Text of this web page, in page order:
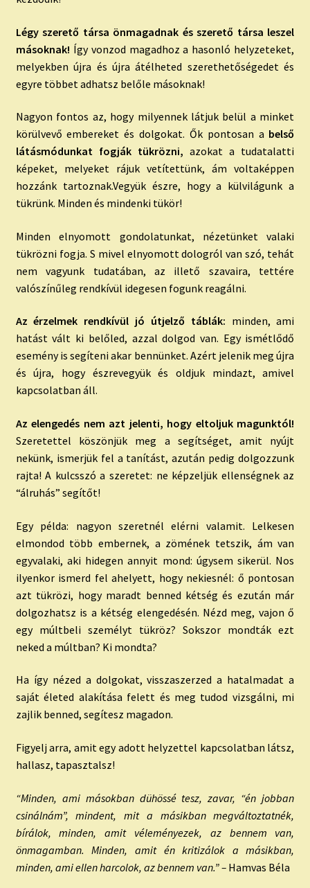
Légy szerető társa önmagadnak és szerető társa leszel
másoknak! Így vonzod magadhoz a hasonló helyzeteket,
melyekben újra és újra átélheted szerethetőségedet és
egyre többet adhatsz belőle másoknak!
Nagyon fontos az, hogy milyennek látjuk belül a minket
körülvevő embereket és dolgokat. Ők pontosan a belső
látásmódunkat fogják tükrözni, azokat a tudatalatti
képeket, melyeket rájuk vetítettünk, ám voltaképpen
hozzánk tartoznak.Vegyük észre, hogy a külvilágunk a
tükrünk. Minden és mindenki tükör!
Minden elnyomott gondolatunkat, nézetünket valaki
tükrözni fogja. S mivel elnyomott dologról van szó, tehát
nem vagyunk tudatában, az illető szavaira, tettére
valószínűleg rendkívül idegesen fogunk reagálni.
Az érzelmek rendkívül jó útjelző táblák: minden, ami
hatást vált ki belőled, azzal dolgod van. Egy ismétlődő
esemény is segíteni akar bennünket. Azért jelenik meg újra
és újra, hogy észrevegyük és oldjuk mindazt, amivel
kapcsolatban áll.
Az elengedés nem azt jelenti, hogy eltoljuk magunktól!
Szeretettel köszönjük meg a segítséget, amit nyújt
nekünk, ismerjük fel a tanítást, azután pedig dolgozzunk
rajta! A kulcsszó a szeretet: ne képzeljük ellenségnek az
“álruhás” segítőt!
Egy példa: nagyon szeretnél elérni valamit. Lelkesen
elmondod több embernek, a zömének tetszik, ám van
egyvalaki, aki hidegen annyit mond: úgysem sikerül. Nos
ilyenkor ismerd fel ahelyett, hogy nekiesnél: ő pontosan
azt tükrözi, hogy maradt benned kétség és ezután már
dolgozhatsz is a kétség elengedésén. Nézd meg, vajon ő
egy múltbeli személyt tükröz? Sokszor mondták ezt
neked a múltban? Ki mondta?
Ha így nézed a dolgokat, visszaszerzed a hatalmadat a
saját életed alakítása felett és meg tudod vizsgálni, mi
zajlik benned, segítesz magadon.
Figyelj arra, amit egy adott helyzettel kapcsolatban látsz,
hallasz, tapasztalsz!
“Minden, ami másokban dühössé tesz, zavar, “én jobban
csinálnám”, mindent, mit a másikban megváltoztatnék,
bírálok, minden, amit véleményezek, az bennem van,
önmagamban. Minden, amit én kritizálok a másikban,
minden, ami ellen harcolok, az bennem van.” – Hamvas Béla